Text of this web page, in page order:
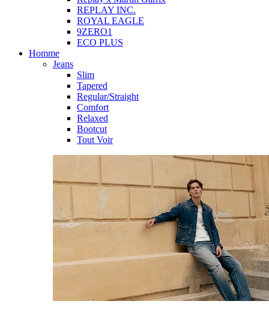
REPLAY INC.
ROYAL EAGLE
9ZERO1
ECO PLUS
Homme
Jeans
Slim
Tapered
Regular/Straight
Comfort
Relaxed
Bootcut
Tout Voir